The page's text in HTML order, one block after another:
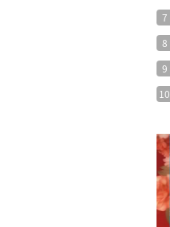
7
8
9
10